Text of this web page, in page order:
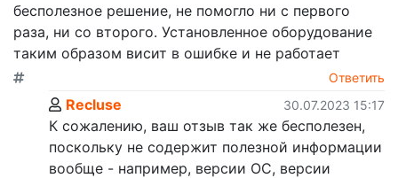
бесполезное решение, не помогло ни с первого
раза, ни со второго. Установленное оборудование
таким образом висит в ошибке и не работает
Ответить
Recluse 30.07.2023 15:17
К сожалению, ваш отзыв так же бесполезен,
поскольку не содержит полезной информации
вообще - например, версии ОС, версии